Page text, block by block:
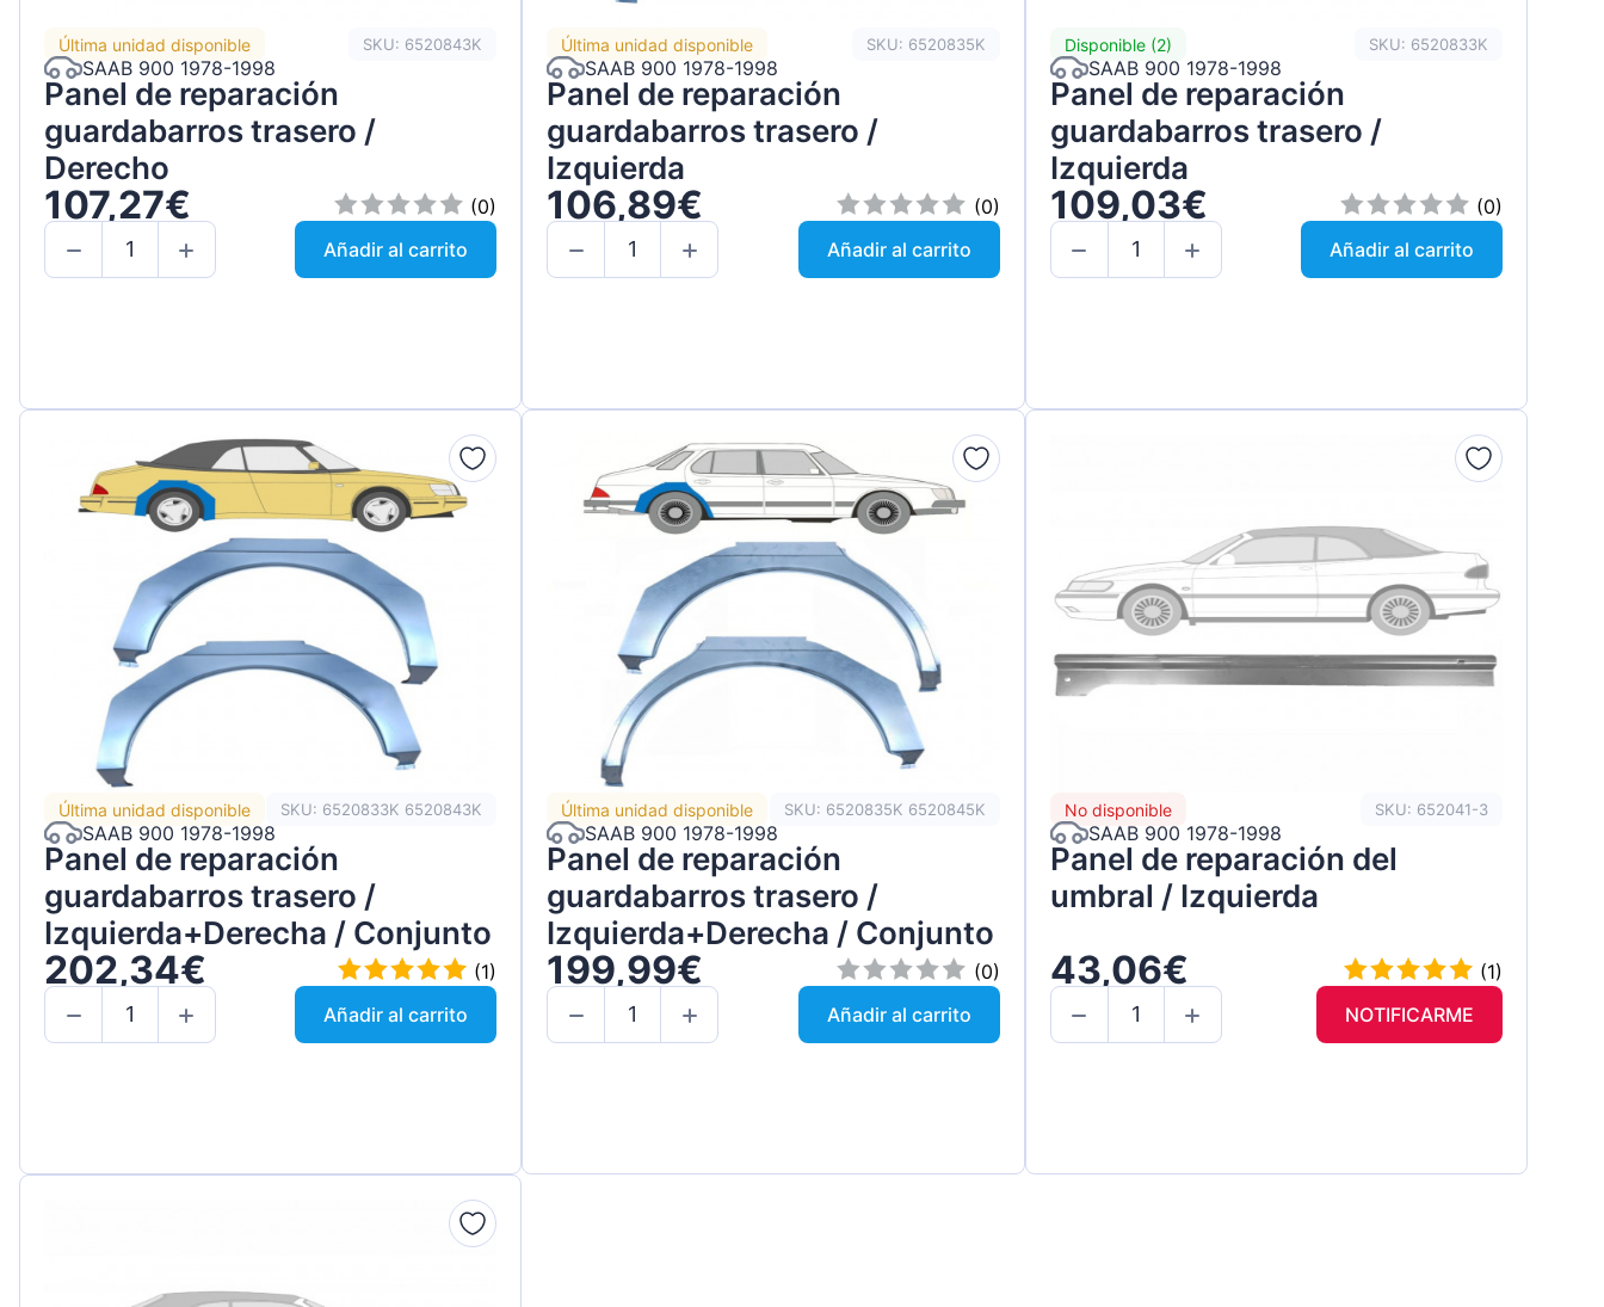
Última unidad disponible SKU: 6520843K
SAAB 900 1978-1998
Panel de reparación
guardabarros trasero /
Derecho
107,27€
(0)
Añadir al carrito
Última unidad disponible SKU: 6520835K
SAAB 900 1978-1998
Panel de reparación
guardabarros trasero /
Izquierda
106,89€
(0)
Añadir al carrito
Disponible (2) SKU: 6520833K
SAAB 900 1978-1998
Panel de reparación
guardabarros trasero /
Izquierda
109,03€
(0)
Añadir al carrito
Última unidad disponible SKU: 6520833K 6520843K
SAAB 900 1978-1998
Panel de reparación
guardabarros trasero /
Izquierda+Derecha / Conjunto
202,34€
(1)
Añadir al carrito
Última unidad disponible SKU: 6520835K 6520845K
SAAB 900 1978-1998
Panel de reparación
guardabarros trasero /
Izquierda+Derecha / Conjunto
199,99€
(0)
Añadir al carrito
No disponible SKU: 652041-3
SAAB 900 1978-1998
Panel de reparación del
umbral / Izquierda
43,06€
(1)
NOTIFICARME